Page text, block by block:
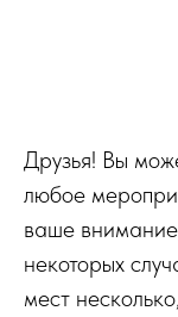
Друзья! Вы
любое
ваше
некоторых
мест